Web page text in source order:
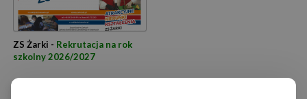
ZS Żarki - Rekrutacja na rok
szkolny 2026/2027